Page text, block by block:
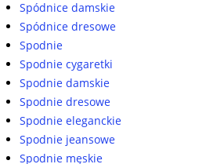
Spódnice damskie
Spódnice dresowe
Spodnie
Spodnie cygaretki
Spodnie damskie
Spodnie dresowe
Spodnie eleganckie
Spodnie jeansowe
Spodnie męskie